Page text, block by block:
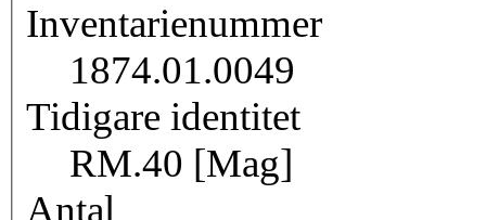
Inventarienummer
1874.01.0049
Tidigare identitet
RM.40 [Mag]
Antal